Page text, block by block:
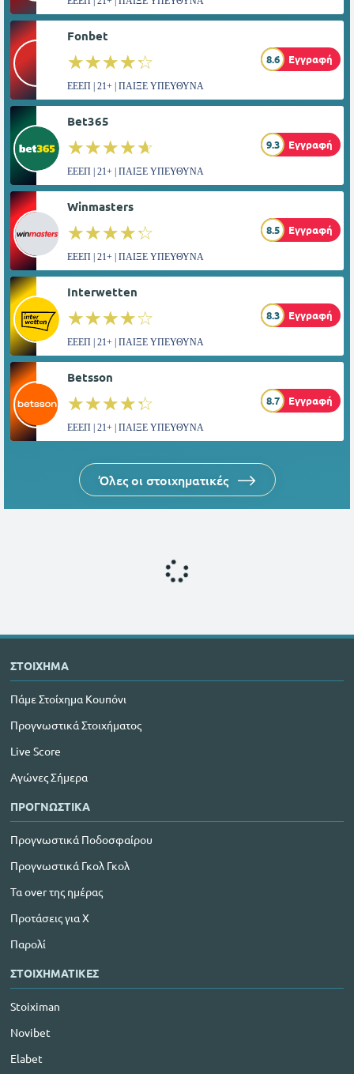
Fonbet
☆☆☆☆☆
★★★★★ 8.6 Εγγραφή
ΕΕΕΠ | 21+ | ΠΑΙΞΕ ΥΠΕΥΘΥΝΑ
Bet365
☆☆☆☆☆
★★★★★ 9.3 Εγγραφή
ΕΕΕΠ | 21+ | ΠΑΙΞΕ ΥΠΕΥΘΥΝΑ
Winmasters
☆☆☆☆☆
★★★★★ 8.5 Εγγραφή
ΕΕΕΠ | 21+ | ΠΑΙΞΕ ΥΠΕΥΘΥΝΑ
Interwetten
☆☆☆☆☆
★★★★★ 8.3 Εγγραφή
ΕΕΕΠ | 21+ | ΠΑΙΞΕ ΥΠΕΥΘΥΝΑ
Betsson
☆☆☆☆☆
★★★★★ 8.7 Εγγραφή
ΕΕΕΠ | 21+ | ΠΑΙΞΕ ΥΠΕΥΘΥΝΑ
Όλες οι στοιχηματικές
ΣΤΟΙΧΗΜΑ
Πάμε Στοίχημα Κουπόνι
Προγνωστικά Στοιχήματος
Live Score
Αγώνες Σήμερα
ΠΡΟΓΝΩΣΤΙΚΑ
Προγνωστικά Ποδοσφαίρου
Προγνωστικά Γκολ Γκολ
Τα over της ημέρας
Προτάσεις για Χ
Παρολί
ΣΤΟΙΧΗΜΑΤΙΚΕΣ
Stoiximan
Novibet
Elabet